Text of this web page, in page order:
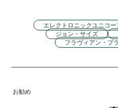
エレクトロニックユニコー
ジョン・サイズ
フラヴィアン・プラ
お勧め